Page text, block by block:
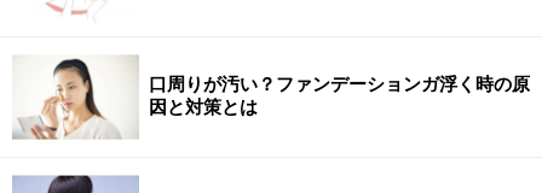
口周りが汚い？ファンデーションガ浮く時の原
因と対策とは